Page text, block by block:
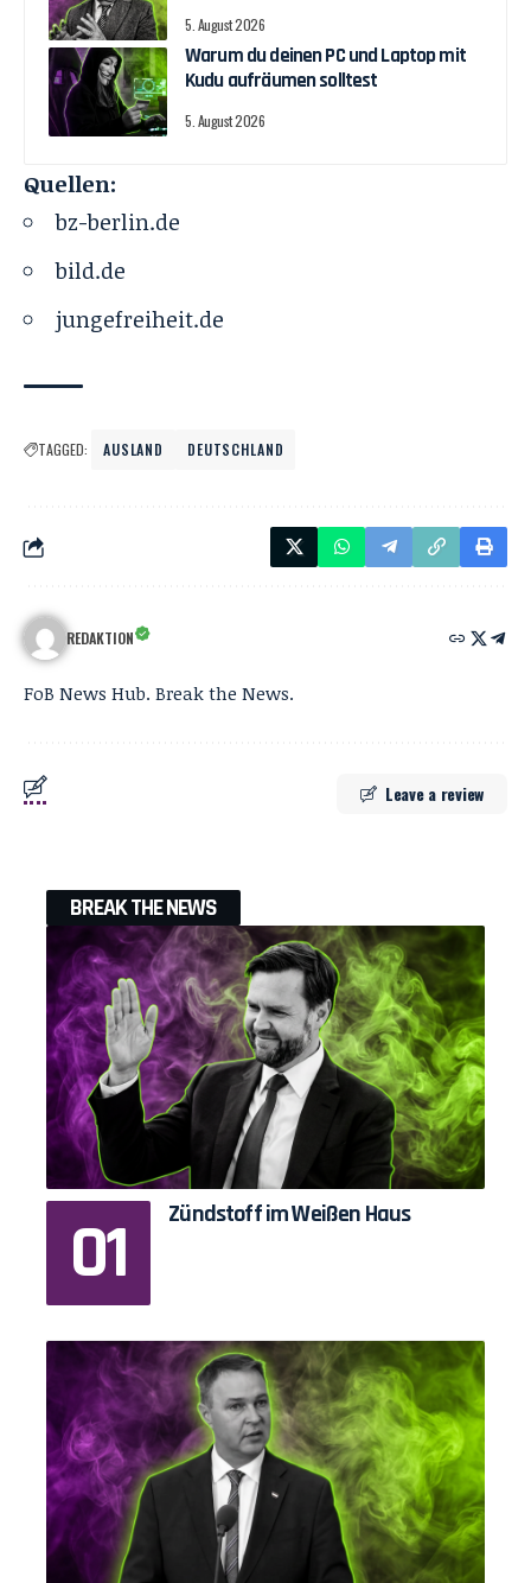
5. August 2026
Warum du deinen PC und Laptop mit
Kudu aufräumen solltest
5. August 2026
Quellen:
bz-berlin.de
bild.de
jungefreiheit.de
TAGGED: AUSLAND DEUTSCHLAND
REDAKTION
FoB News Hub. Break the News.
Leave a review
BREAK THE NEWS
Zündstoff im Weißen Haus